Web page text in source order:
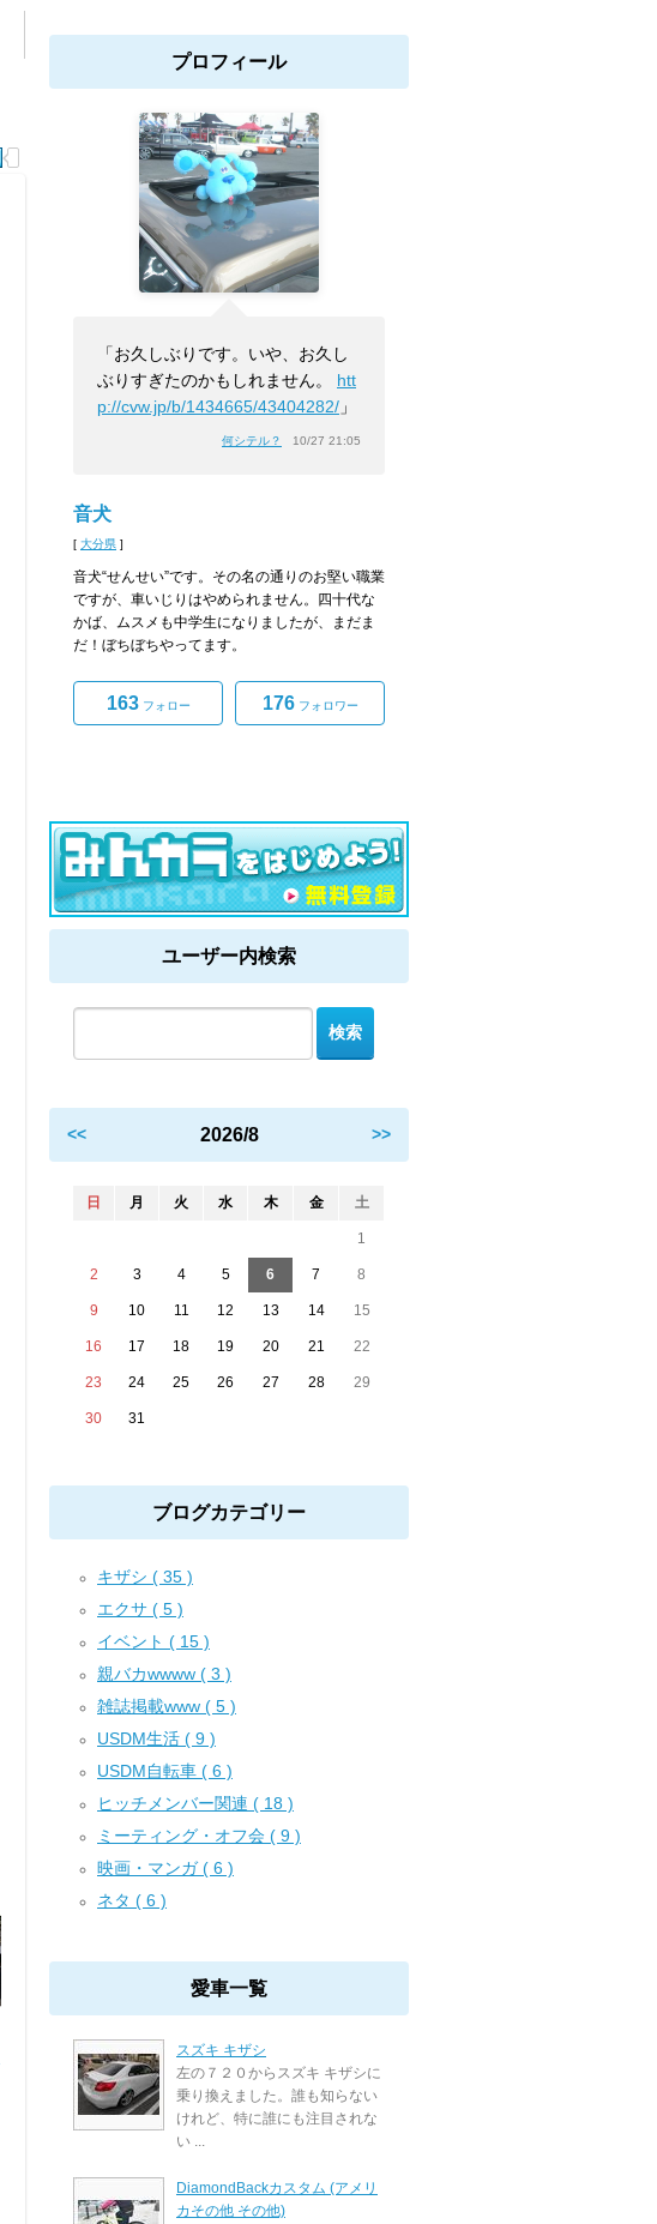
プロフィール
「お久しぶりです。いや、お久し
ぶりすぎたのかもしれません。 htt
p://cvw.jp/b/1434665/43404282/ 」
何シテル？ 10/27 21:05
音犬
[ 大分県 ]
音犬“せんせい”です。その名の通りのお堅い職業
ですが、車いじりはやめられません。四十代な
かば、ムスメも中学生になりましたが、まだま
だ！ぼちぼちやってます。
163フォロー 176フォロワー
ユーザー内検索
<< 2026/8 >>
日 月 火 水 木 金 土
1
2 3 4 5 6 7 8
9 10 11 12 13 14 15
16 17 18 19 20 21 22
23 24 25 26 27 28 29
30 31
ブログカテゴリー
キザシ ( 35 )
エクサ ( 5 )
イベント ( 15 )
親バカwwww ( 3 )
雑誌掲載www ( 5 )
USDM生活 ( 9 )
USDM自転車 ( 6 )
ヒッチメンバー関連 ( 18 )
ミーティング・オフ会 ( 9 )
映画・マンガ ( 6 )
ネタ ( 6 )
愛車一覧
スズキ キザシ
左の７２０からスズキ キザシに
乗り換えました。誰も知らない
けれど、特に誰にも注目されな
い ...
DiamondBackカスタム (アメリ
カその他 その他)